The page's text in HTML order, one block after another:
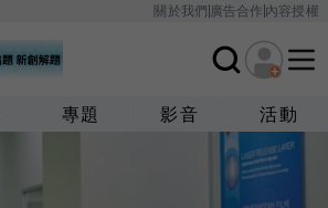
關於我們廣告合作內容授權
專題 影音 活動